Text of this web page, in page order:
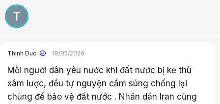
Thinh Duc 19/05/2026
Mỗi người dân yêu nước khi đất nước bị kẻ thù
xâm lược, đều tự nguyện cầm súng chống lại
chúng để bảo vệ đất nước . Nhân dân Iran cũng